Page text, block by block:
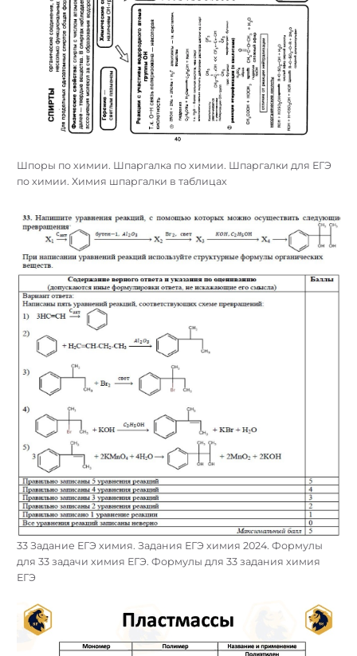
Шпоры по химии. Шпаргалка по химии. Шпаргалки для ЕГЭ
по химии. Химия шпаргалки в таблицах
33 Задание ЕГЭ химия. Задания ЕГЭ химия 2024. Формулы
для 33 задачи химия ЕГЭ. Формулы для 33 задания химия
ЕГЭ